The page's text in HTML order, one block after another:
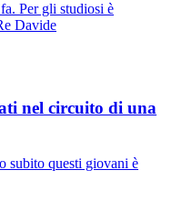
Per gli studiosi è
Davide
nel circuito di una
subito questi giovani è